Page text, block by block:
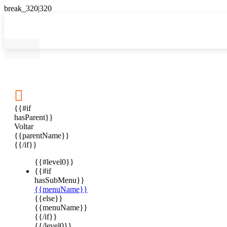

{{#if
hasParent}}
Voltar
{{parentName}}
{{/if}}
{{#level0}}
{{#if
hasSubMenu}}
{{menuName}}
{{else}}
{{menuName}}
{{/if}}